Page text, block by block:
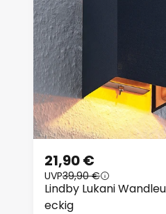
Lindby Lukani
eckig
21,90 €
UVP39,90 €